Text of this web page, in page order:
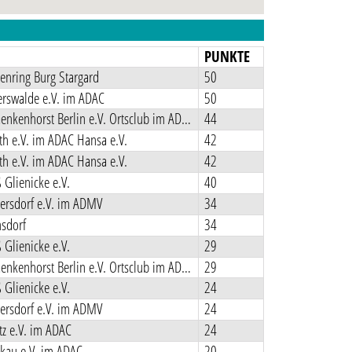
PUNKTE
Burg Stargard
50
e.V. im ADAC
50
MCC Schenkenhorst Berlin e.V. Ortsclub im ADAC
44
e.V. im ADAC Hansa e.V.
42
e.V. im ADAC Hansa e.V.
42
e.V.
40
e.V. im ADMV
34
34
e.V.
29
MCC Schenkenhorst Berlin e.V. Ortsclub im ADAC
29
e.V.
24
e.V. im ADMV
24
e.V. im ADAC
24